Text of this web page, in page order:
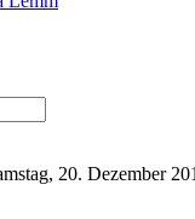
20. Dezember